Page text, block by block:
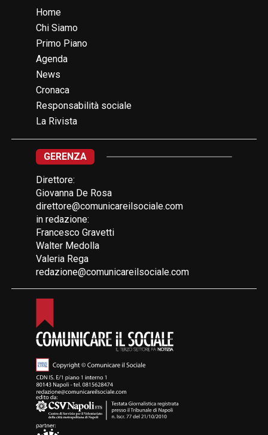
Home
Chi Siamo
Primo Piano
Agenda
News
Cronaca
Responsabilità sociale
La Rivista
GERENZA
Direttore:
Giovanna De Rosa
direttore@comunicareilsociale.com
in redazione:
Francesco Gravetti
Walter Medolla
Valeria Rega
redazione@comunicareilsociale.com